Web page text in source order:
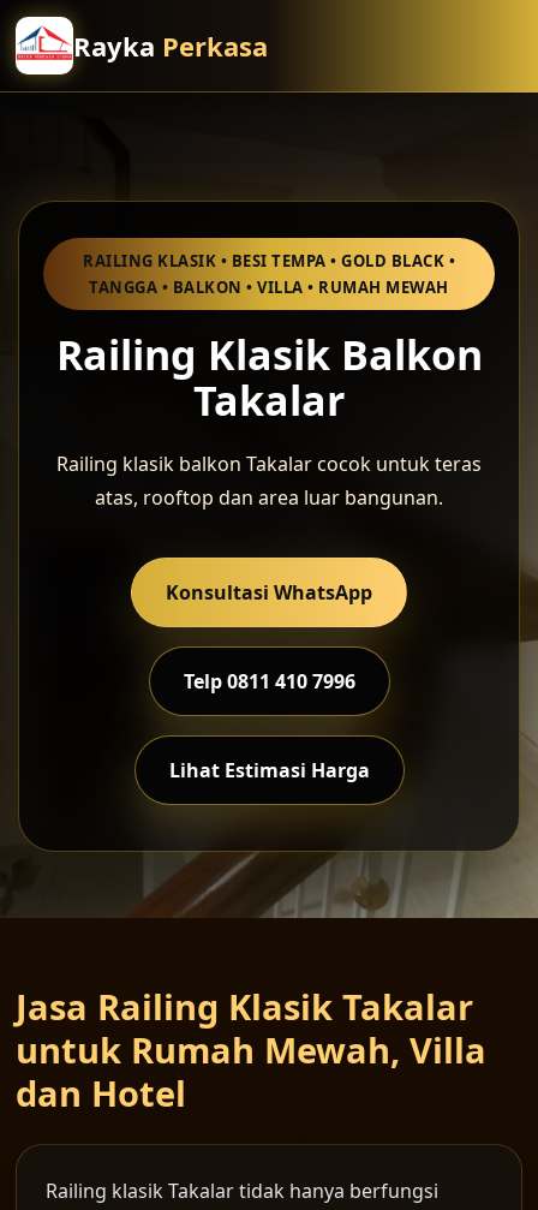
Rayka Perkasa
RAILING KLASIK • BESI TEMPA • GOLD BLACK •
TANGGA • BALKON • VILLA • RUMAH MEWAH
Railing Klasik Balkon
Takalar
Railing klasik balkon Takalar cocok untuk teras
atas, rooftop dan area luar bangunan.
Konsultasi WhatsApp
Telp 0811 410 7996
Lihat Estimasi Harga
Jasa Railing Klasik Takalar
untuk Rumah Mewah, Villa
dan Hotel
Railing klasik Takalar tidak hanya berfungsi